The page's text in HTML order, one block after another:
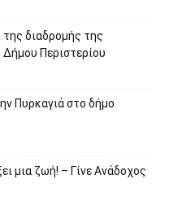
διαδρομής της
Περιστερίου
Πυρκαγιά στο δήμο
μια ζωή! – Γίνε Ανάδοχος